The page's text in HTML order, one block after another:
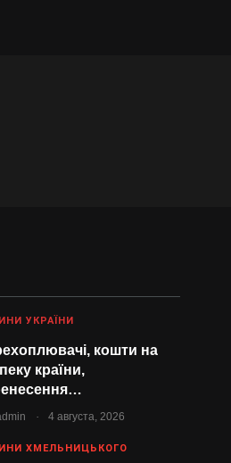
УКРАЇНИ
кошти на
країни,
. 4 августа, 2026
ХМЕЛЬНИЦЬКОГО